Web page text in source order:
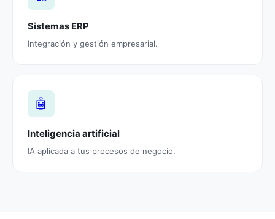
Sistemas ERP
Integración y gestión empresarial.
🤖
Inteligencia artificial
IA aplicada a tus procesos de negocio.